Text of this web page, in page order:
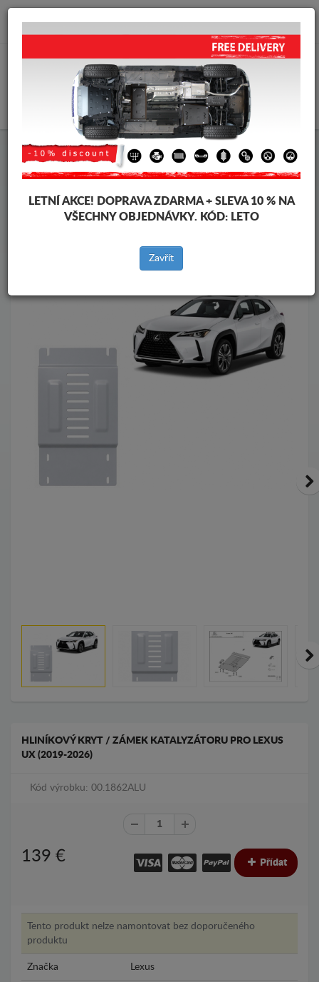
info@krytpodmotor.com
Kryt pod motor Lexus Kryt pod motor Lexus UX
vozidel
Značky vozidel
Zpět na produkty
HLINÍKOVÝ KRYT / ZÁMEK KATALYZÁTORU PRO LEXUS
UX (2019-2026)
Kód výrobku: 00.1862ALU
139 € Přídat
Tento produkt nelze namontovat bez doporučeného
produktu
Značka Lexus
LETNÍ AKCE! DOPRAVA ZDARMA + SLEVA 10 % NA
VŠECHNY OBJEDNÁVKY. KÓD: LETO
Zavřít